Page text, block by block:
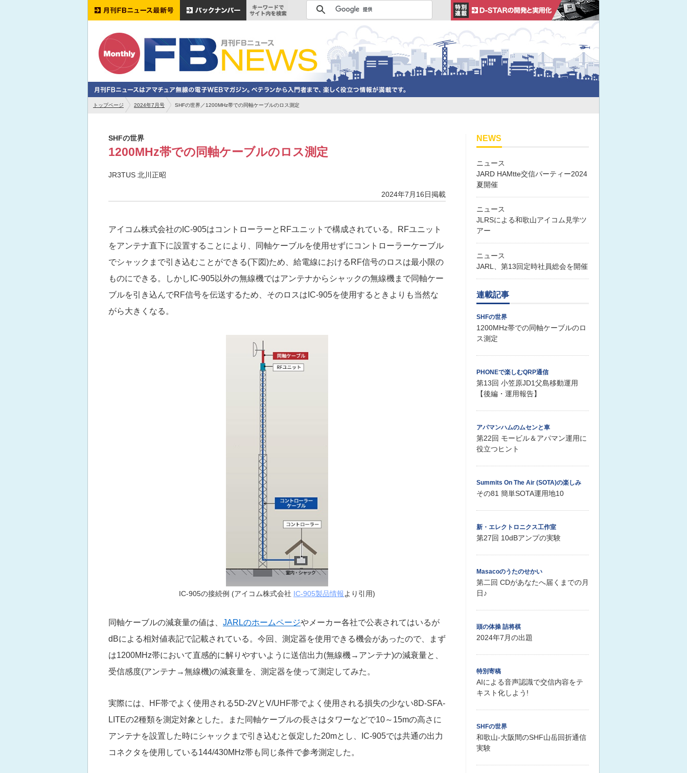
トップページ 2024年7月号 SHFの世界／1200MHz帯での同軸ケーブルのロス測定
SHFの世界
1200MHz帯での同軸ケーブルのロス測定
JR3TUS 北川正昭
2024年7月16日掲載
アイコム株式会社のIC-905はコントローラーとRFユニットで構成されている。RFユニット
をアンテナ直下に設置することにより、同軸ケーブルを使用せずにコントローラーケーブル
でシャックまで引き込むことができる(下図)ため、給電線におけるRF信号のロスは最小限の
ものにできる。しかしIC-905以外の無線機ではアンテナからシャックの無線機まで同軸ケー
ブルを引き込んでRF信号を伝送するため、そのロスはIC-905を使用するときよりも当然な
がら大きくなる。
IC-905の接続例 (アイコム株式会社 IC-905製品情報より引用)
同軸ケーブルの減衰量の値は、 JARLのホームページやメーカー各社で公表されてはいるが
dBによる相対値表記で記載されている。今回、測定器を使用できる機会があったので、まず
は1200MHz帯において直感的に解りやすいように送信出力(無線機→アンテナ)の減衰量と、
受信感度(アンテナ→無線機)の減衰量を、測定器を使って測定してみた。
実際には、HF帯でよく使用される5D-2VとV/UHF帯でよく使用される損失の少ない8D-SFA-
LITEの2種類を測定対象とした。また同軸ケーブルの長さはタワーなどで10～15mの高さに
アンテナを設置した時にシャックまで引き込むと仮定した20mとし、IC-905では共通の出力
コネクタを使用している144/430MHz帯も同じ条件で参考測定した。
NEWS
ニュース
JARD HAMtte交信パーティー2024
夏開催
ニュース
JLRSによる和歌山アイコム見学ツ
アー
ニュース
JARL、第13回定時社員総会を開催
連載記事
SHFの世界
1200MHz帯での同軸ケーブルのロ
ス測定
PHONEで楽しむQRP通信
第13回 小笠原JD1父島移動運用
【後編・運用報告】
アパマンハムのムセンと車
第22回 モービル＆アパマン運用に
役立つヒント
Summits On The Air (SOTA)の楽しみ
その81 簡単SOTA運用地10
新・エレクトロニクス工作室
第27回 10dBアンプの実験
Masacoのうたのせかい
第二回 CDがあなたへ届くまでの月
日♪
頭の体操 詰将棋
2024年7月の出題
特別寄稿
AIによる音声認識で交信内容をテ
キスト化しよう!
SHFの世界
和歌山-大阪間のSHF山岳回折通信
実験